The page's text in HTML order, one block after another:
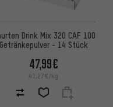
Drink Mix 320 CAF 100
Getränkepulver - 14 Stück
47,99€
41,27€/kg